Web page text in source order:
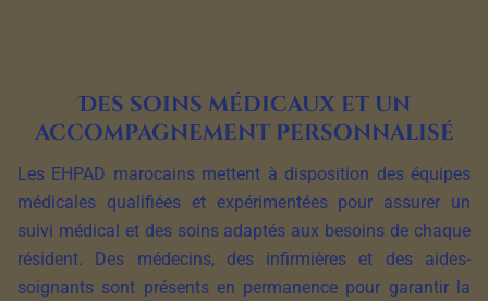
Des soins médicaux et un
accompagnement personnalisé
Les EHPAD marocains mettent à disposition des équipes
médicales qualifiées et expérimentées pour assurer un
suivi médical et des soins adaptés aux besoins de chaque
résident. Des médecins, des infirmières et des aides-
soignants sont présents en permanence pour garantir la